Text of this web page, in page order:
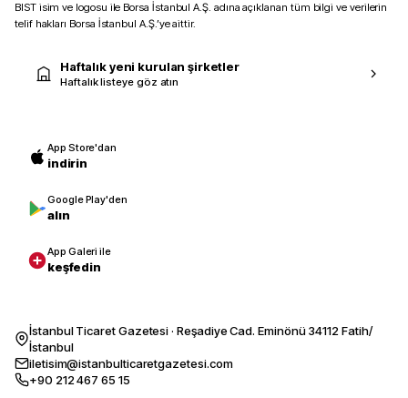
BIST isim ve logosu ile Borsa İstanbul A.Ş. adına açıklanan tüm bilgi ve verilerin
telif hakları Borsa İstanbul A.Ş.’ye aittir.
Haftalık yeni kurulan şirketler
Haftalık listeye göz atın
App Store'dan
indirin
Google Play'den
alın
App Galeri ile
keşfedin
İstanbul Ticaret Gazetesi · Reşadiye Cad. Eminönü 34112 Fatih/
İstanbul
iletisim@istanbulticaretgazetesi.com
+90 212 467 65 15